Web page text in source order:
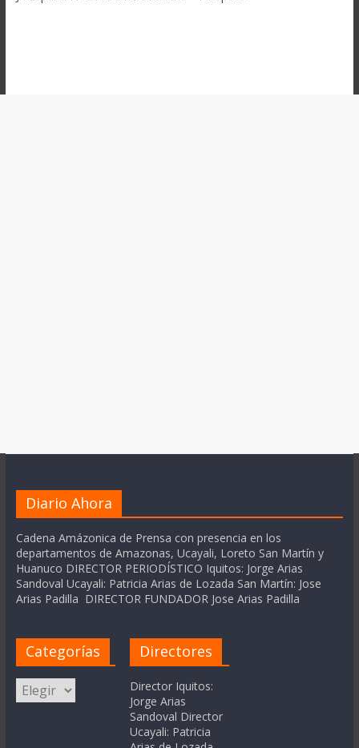
Diario Ahora
Cadena Amázonica de Prensa con presencia en los
departamentos de Amazonas, Ucayali, Loreto San Martín y
Huanuco DIRECTOR PERIODÍSTICO Iquitos: Jorge Arias
Sandoval Ucayali: Patricia Arias de Lozada San Martín: Jose
Arias Padilla DIRECTOR FUNDADOR Jose Arias Padilla
Categorías
Categorías
Directores
Director Iquitos:
Jorge Arias
Sandoval Director
Ucayali: Patricia